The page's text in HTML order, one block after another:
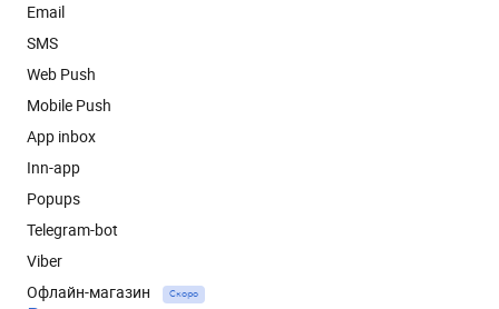
Email
SMS
Web Push
Mobile Push
App inbox
Inn-app
Popups
Telegram-bot
Viber
Офлайн-магазин
Скоро